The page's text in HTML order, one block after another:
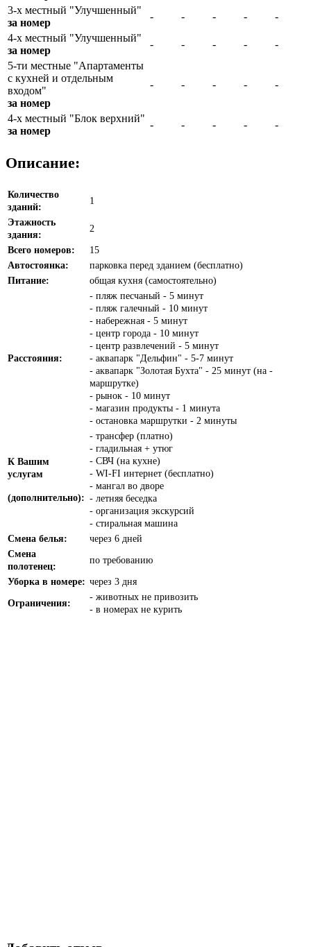
3-х местный "Улучшенный"
за номер
- - - -
-
4-х местный "Улучшенный"
за номер
- - - -
-
5-ти местные "Апартаменты
с кухней и отдельным
входом"
за номер
- - - - -
4-х местный "Блок верхний"
за номер
- - - - -
Описание:
Количество
зданий:
1
Этажность
здания:
2
Всего номеров:
15
Автостоянка:
парковка перед зданием (бесплатно)
Питание:
общая кухня (самостоятельно)
Расстояния:
- пляж песчаный - 5 минут
- пляж галечный - 10 минут
- набережная - 5 минут
- центр города - 10 минут
- центр развлечений - 5 минут
- аквапарк "Дельфин" - 5-7 минут
- аквапарк "Золотая Бухта" - 25 минут (на -
маршрутке)
- рынок - 10 минут
- магазин продукты - 1 минута
- остановка маршрутки - 2 минуты
К Вашим
услугам
(дополнительно):
- трансфер (платно)
- гладильная + утюг
- СВЧ (на кухне)
- WI-FI интернет (бесплатно)
- мангал во дворе
- летняя беседка
- организация экскурсий
- стиральная машина
Смена белья:
через 6 дней
Смена
полотенец:
по требованию
Уборка в номере: через 3 дня
Ограничения:
- животных не привозить
- в номерах не курить